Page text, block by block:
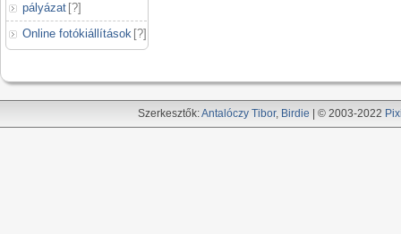
pályázat [?]
Online fotókiállítások [?]
Szerkesztők:Antalóczy Tibor, Birdie | © 2003-2022